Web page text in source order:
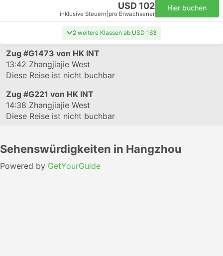
USD 102
inklusive Steuern pro Erwachsener
Hier buchen
2 weitere Klassen ab USD 163
Zug #G1473 von HK INT
13:42 Zhangjiajie West
Diese Reise ist nicht buchbar
Zug #G221 von HK INT
14:38 Zhangjiajie West
Diese Reise ist nicht buchbar
Sehenswürdigkeiten in Hangzhou
Powered by GetYourGuide